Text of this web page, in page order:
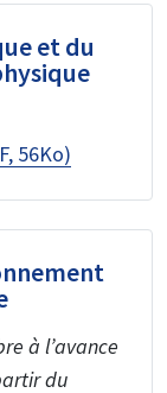
et du
56Ko)
à l’avance
du